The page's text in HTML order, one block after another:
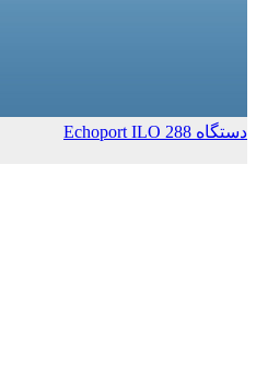
دستگاه Echoport ILO 288